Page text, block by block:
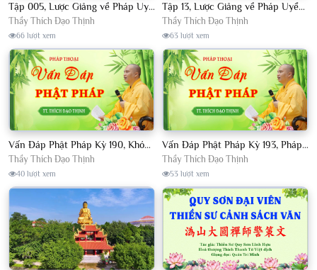
Tập 005, Lược Giảng về Pháp Uyển Châu Lâm, Chủ giảng TT Thích Đạo Thịnh
Thầy Thích Đạo Thịnh
66 lượt xem
Tập 13, Lược Giảng về Pháp Uyển Châu Lâm, Chủ giảng TT Thích Đạo Thịnh
Thầy Thích Đạo Thịnh
63 lượt xem
Vấn Đáp Phật Pháp Kỳ 190, Khóa Tu Sinh Viên Con Kể Bụt Nghe Tháng 05, 2023 TT. Thích Đạo Thịnh - CKN
Thầy Thích Đạo Thịnh
40 lượt xem
Vấn Đáp Phật Pháp Kỳ 193, Pháp Hội TPTTHN Tháng 04/2023 TT. Thích Đạo Thịnh - CKN
Thầy Thích Đạo Thịnh
53 lượt xem